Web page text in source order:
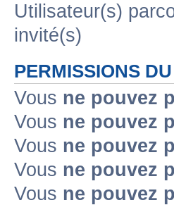
Utilisateur(s)
invité(s)
PERMISSIONS
Vous ne pouvez
Vous ne pouvez
Vous ne pouvez
Vous ne pouvez
Vous ne pouvez